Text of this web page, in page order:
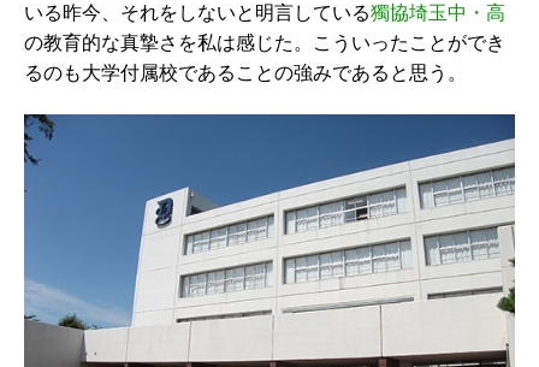
いる昨今、それをしないと明言している獨協埼玉中・高
の教育的な真摯さを私は感じた。こういったことができ
るのも大学付属校であることの強みであると思う。